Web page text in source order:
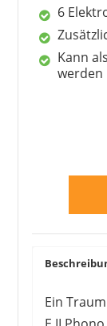
6
Kann
werden
Ein